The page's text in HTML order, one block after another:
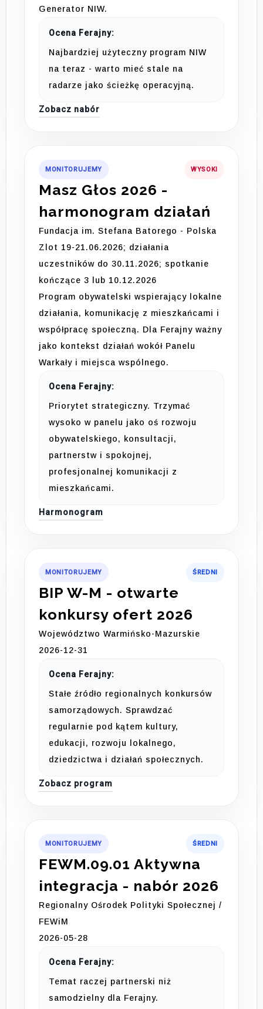
Generator NIW.
Ocena Ferajny:
Najbardziej użyteczny program NIW
na teraz - warto mieć stale na
radarze jako ścieżkę operacyjną.
Zobacz nabór
MONITORUJEMY WYSOKI
Masz Głos 2026 -
harmonogram działań
Fundacja im. Stefana Batorego - Polska
Zlot 19-21.06.2026; działania
uczestników do 30.11.2026; spotkanie
kończące 3 lub 10.12.2026
Program obywatelski wspierający lokalne
działania, komunikację z mieszkańcami i
współpracę społeczną. Dla Ferajny ważny
jako kontekst działań wokół Panelu
Warkały i miejsca wspólnego.
Ocena Ferajny:
Priorytet strategiczny. Trzymać
wysoko w panelu jako oś rozwoju
obywatelskiego, konsultacji,
partnerstw i spokojnej,
profesjonalnej komunikacji z
mieszkańcami.
Harmonogram
MONITORUJEMY ŚREDNI
BIP W-M - otwarte
konkursy ofert 2026
Województwo Warmińsko-Mazurskie
2026-12-31
Ocena Ferajny:
Stałe źródło regionalnych konkursów
samorządowych. Sprawdzać
regularnie pod kątem kultury,
edukacji, rozwoju lokalnego,
dziedzictwa i działań społecznych.
Zobacz program
MONITORUJEMY ŚREDNI
FEWM.09.01 Aktywna
integracja - nabór 2026
Regionalny Ośrodek Polityki Społecznej /
FEWiM
2026-05-28
Ocena Ferajny:
Temat raczej partnerski niż
samodzielny dla Ferajny.